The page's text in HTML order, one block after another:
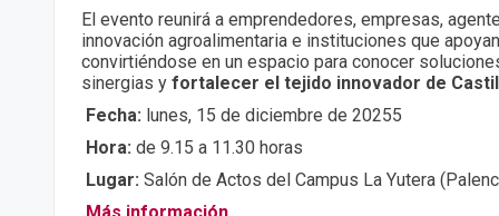
El evento reunirá a emprendedores, empresas,
innovación agroalimentaria e instituciones que
convirtiéndose en un espacio para conocer
sinergias y fortalecer el tejido innovador de
Fecha: lunes, 15 de diciembre de 20255
Hora: de 9.15 a 11.30 horas
Lugar: Salón de Actos del Campus La Yutera